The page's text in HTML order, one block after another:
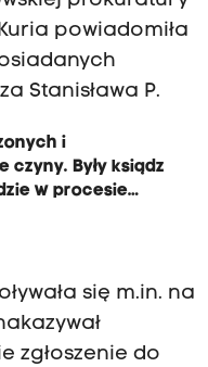
powiadomiła
Stanisława P.
i
czyny. Były ksiądz
w procesie
się m.in. na
zgłoszenie do